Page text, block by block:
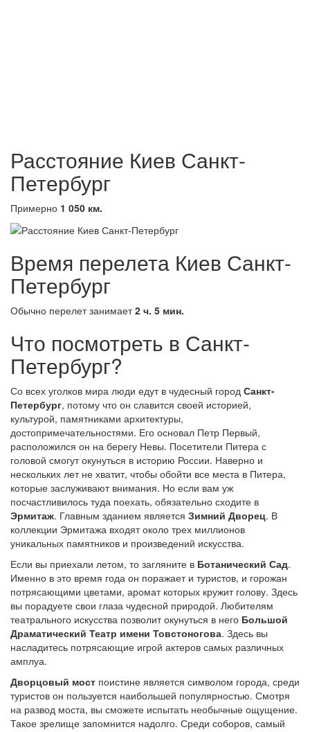
Расстояние Киев Санкт-
Петербург
Примерно 1 050 км.
Время перелета Киев Санкт-
Петербург
Обычно перелет занимает2 ч. 5 мин.
Что посмотреть в Санкт-
Петербург?
Со всех уголков мира люди едут в чудесный город Санкт-
Петербург, потому что он славится своей историей,
культурой, памятниками архитектуры,
достопримечательностями. Его основал Петр Первый,
расположился он на берегу Невы. Посетители Питера с
головой смогут окунуться в историю России. Наверно и
нескольких лет не хватит, чтобы обойти все места в Питера,
которые заслуживают внимания. Но если вам уж
посчастливилось туда поехать, обязательно сходите в
Эрмитаж. Главным зданием является Зимний Дворец. В
коллекции Эрмитажа входят около трех миллионов
уникальных памятников и произведений искусства.
Если вы приехали летом, то загляните в Ботанический Сад.
Именно в это время года он поражает и туристов, и горожан
потрясающими цветами, аромат которых кружит голову. Здесь
вы порадуете свои глаза чудесной природой. Любителям
театрального искусства позволит окунуться в него Большой
Драматический Театр имени Товстоногова. Здесь вы
насладитесь потрясающие игрой актеров самых различных
амплуа.
Дворцовый мост поистине является символом города, среди
туристов он пользуется наибольшей популярностью. Смотря
на развод моста, вы сможете испытать необычные ощущение.
Такое зрелище запомнится надолго. Среди соборов, самый